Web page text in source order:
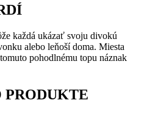
každá ukázať svoju divokú
alebo leňoší doma. Miesta
pohodlnému topu náznak
PRODUKTE